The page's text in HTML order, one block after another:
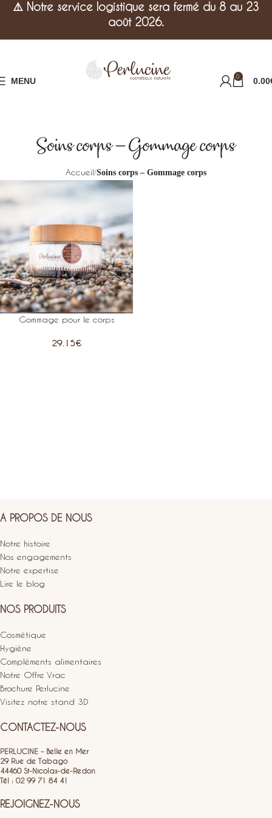
MENU 0 0.00
Soins corps – Gommage corps
Accueil Soins corps – Gommage corps
Gommage pour le corps
29.15€
A PROPOS DE NOUS
Notre histoire
Nos engagements
Notre expertise
Lire le blog
NOS PRODUITS
Cosmétique
Hygiène
Compléments alimentaires
Notre Offre Vrac
Brochure Perlucine
Visitez notre stand 3D
CONTACTEZ-NOUS
PERLUCINE – Belle en Mer
29 Rue de Tabago
44460 St-Nicolas-de-Redon
Tél : 02 99 71 84 41
REJOIGNEZ-NOUS
⚠️ Notre service logistique sera fermé du 8 au 23
août 2026.